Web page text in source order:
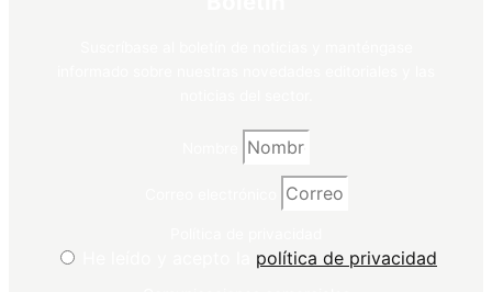
política de privacidad